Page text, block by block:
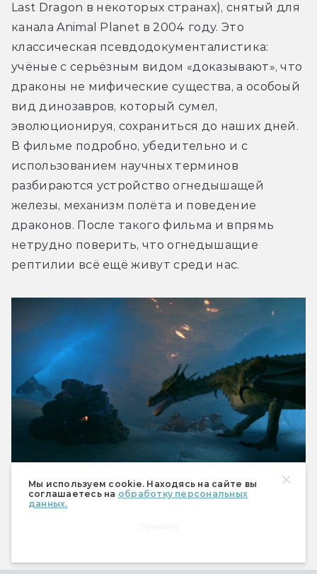
Мы используем cookie. Находясь на сайте вы
соглашаетесь на обработку персональных
данных.
Last Dragon в некоторых странах), снятый для
канала Animal Planet в 2004 году. Это
классическая псевдодокументалистика:
учёные с серьёзным видом «доказывают», что
драконы не мифические существа, а особоый
вид динозавров, который сумел,
эволюционируя, сохраниться до наших дней.
В фильме подробно, убедительно и с
использованием научных терминов
разбираются устройство огнедышащей
железы, механизм полёта и поведение
драконов. После такого фильма и впрямь
нетрудно поверить, что огнедышащие
рептилии всё ещё живут среди нас.
Самый документальный в мире дракон.